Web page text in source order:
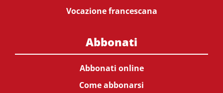
Vocazione francescana
Abbonati
Abbonati online
Come abbonarsi